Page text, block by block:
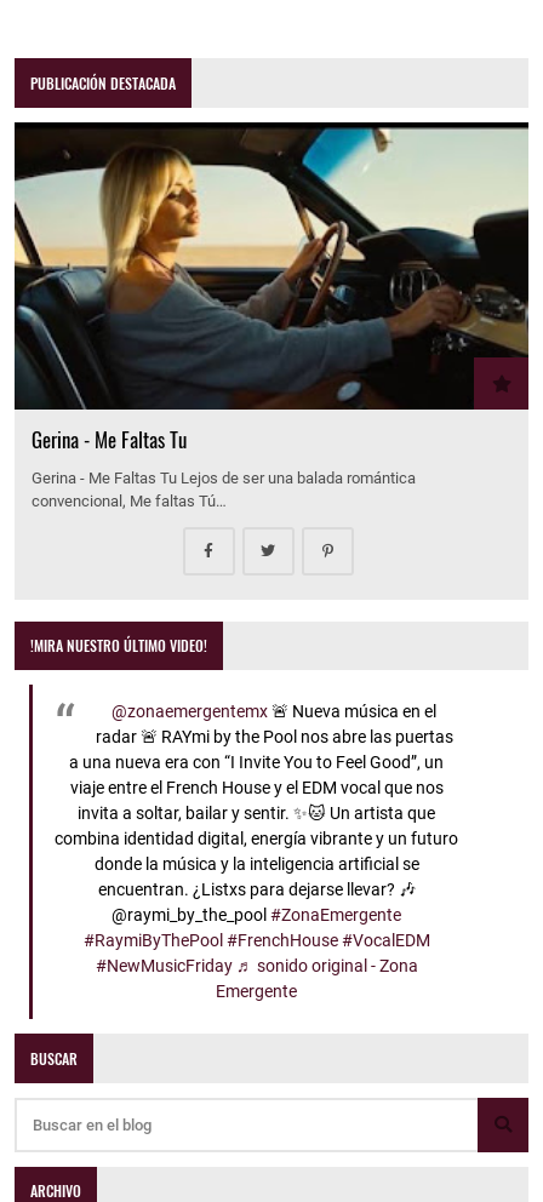
PUBLICACIÓN DESTACADA
Gerina - Me Faltas Tu
Gerina - Me Faltas Tu Lejos de ser una balada romántica
convencional, Me faltas Tú…
!MIRA NUESTRO ÚLTIMO VIDEO!
@zonaemergentemx🚨 Nueva música en el
radar 🚨 RAYmi by the Pool nos abre las puertas
a una nueva era con “I Invite You to Feel Good”, un
viaje entre el French House y el EDM vocal que nos
invita a soltar, bailar y sentir. ✨🐱 Un artista que
combina identidad digital, energía vibrante y un futuro
donde la música y la inteligencia artificial se
encuentran. ¿Listxs para dejarse llevar? 🎶
@raymi_by_the_pool#ZonaEmergente
#RaymiByThePool #FrenchHouse #VocalEDM
#NewMusicFriday ♬ sonido original - Zona
Emergente
BUSCAR
ARCHIVO